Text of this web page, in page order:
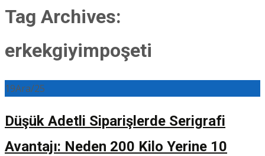
Tag Archives:
erkekgiyimpoşeti
19Ara/25
Düşük Adetli Siparişlerde Serigrafi
Avantajı: Neden 200 Kilo Yerine 10